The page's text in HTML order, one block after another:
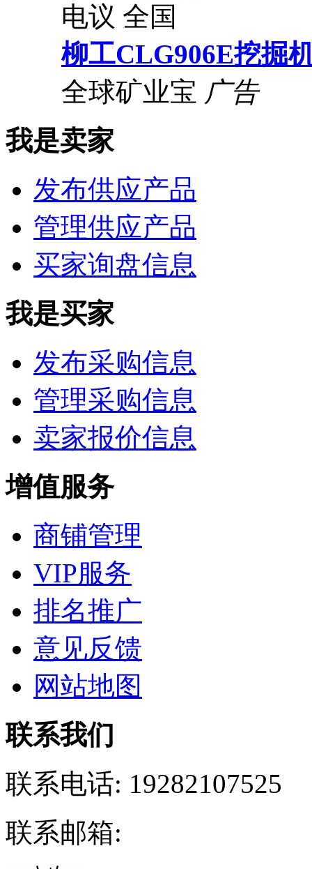
电议 全国
柳工CLG906E挖掘
全球矿业宝 广告
我是卖家
发布供应产品
管理供应产品
买家询盘信息
我是买家
发布采购信息
管理采购信息
卖家报价信息
增值服务
商铺管理
VIP服务
排名推广
意见反馈
网站地图
联系我们
联系电话: 19282107525
联系邮箱: